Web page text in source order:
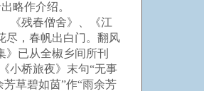
略作介绍。
《残春僧舍》、《江
尽，春帆出白门。翻风
》已从全椒乡间所刊
小桥旅夜》末句“无事
草碧如茵”作“雨余芳